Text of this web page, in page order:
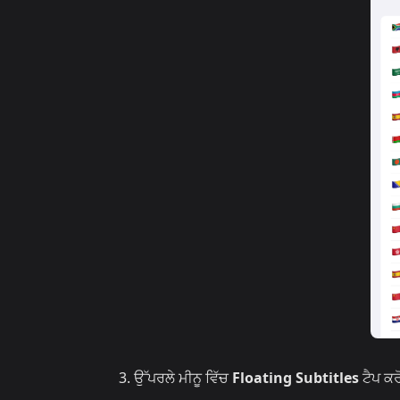
ਉੱਪਰਲੇ ਮੀਨੂ ਵਿੱਚFloating Subtitlesਟੈਪ